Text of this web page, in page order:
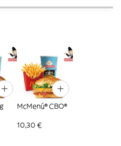
McMenú® CBO®
10,30 €